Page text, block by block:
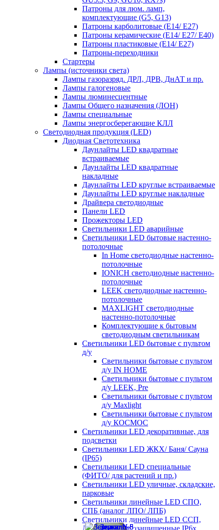
Патроны для люм. ламп,
комплектующие (G5, G13)
Патроны карболитовые (E14/ E27)
Патроны керамические (E14/ E27/ E40)
Патроны пластиковые (E14/ E27)
Патроны-переходники
Стартеры
Лампы (источники света)
Лампы газоразряд. ДРЛ, ДРВ, ДнАТ и пр.
Лампы галогеновые
Лампы люминесцентные
Лампы Общего назначения (ЛОН)
Лампы специальные
Лампы энергосберегающие КЛЛ
Светодиодная продукция (LED)
Диодная Светотехника
Даунлайты LED квадратные
встраиваемые
Даунлайты LED квадратные
накладные
Даунлайты LED круглые встраиваемые
Даунлайты LED круглые накладные
Драйвера светодиодные
Панели LED
Прожекторы LED
Светильники LED аварийные
Светильники LED бытовые настенно-
потолочные
In Home светодиодные настенно-
потолочные
IONICH светодиодные настенно-
потолочные
LEEK светодиодные настенно-
потолочные
MAXLIGHT светодиодные
настенно-потолочные
Комплектующие к бытовым
светодиодным светильникам
Светильники LED бытовые с пультом
д/у
Светильники бытовые с пультом
д/у IN HOME
Светильники бытовые с пультом
д/у LEEK, Pre
Светильники бытовые с пультом
д/у Maxlight
Светильники бытовые с пультом
д/у КОСМОС
Светильники LED декоративные, для
подсветки
Светильники LED ЖКХ/ Баня/ Сауна
(IP65)
Светильники LED специальные
(ФИТО/ для растений и пр.)
Светильники LED уличные, складские,
парковые
Светильники линейные LED СПО,
СПБ (аналог ЛПО/ ЛПБ)
Светильники линейные LED ССП,